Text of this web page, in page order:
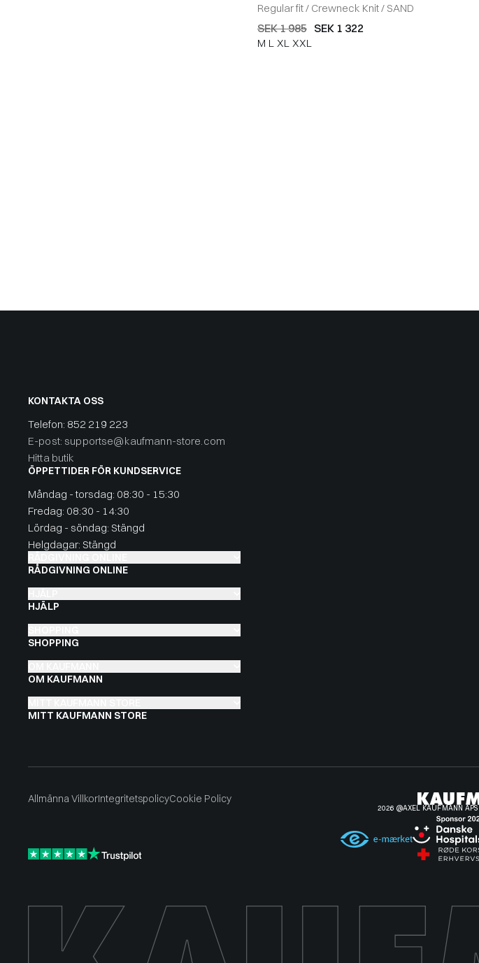
Regular fit/ Crewneck Knit/ SAND
SEK 1 985 SEK 1 322
M L XL XXL
KONTAKTA OSS
Telefon: 852 219 223
E-post: supportse@kaufmann-store.com
Hitta butik
ÖPPETTIDER FÖR KUNDSERVICE
Måndag - torsdag: 08:30 - 15:30
Fredag: 08:30 - 14:30
Lördag - söndag: Stängd
Helgdagar: Stängd
RÅDGIVNING ONLINE
HJÄLP
SHOPPING
OM KAUFMANN
MITT KAUFMANN STORE
Allmänna VillkorIntegritetspolicyCookie Policy
2026 @AXEL KAUFMANN APS